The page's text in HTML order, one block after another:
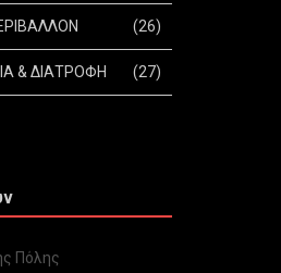
(26)
& ΔΙΑΤΡΟΦΗ (27)
Πόλης